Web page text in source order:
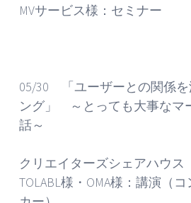
MVサービス様：セミナー
05/30 「ユーザーとの関係を
ング」 ～とっても大事なマ
話～
クリエイターズシェアハウ
TOLABL様・OMA様：講演（